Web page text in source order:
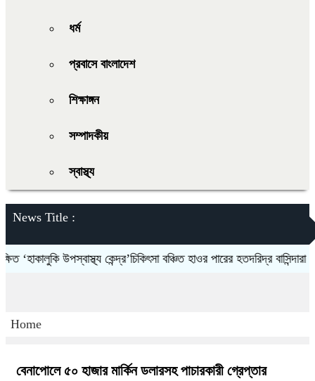
ধর্ম
প্রবাসে বাংলাদেশ
শিক্ষাঙ্গন
সম্পাদকীয়
স্বাস্থ্য
News Title :
উপস্বাস্থ্য কেন্দ্র’চিকিৎসা বঞ্চিত হাওর পারের হতদরিদ্র বাসিন্দারা
Home
বেনাপোলে ৫০ হাজার মার্কিন ডলারসহ পাচারকারী গ্রেপ্তার